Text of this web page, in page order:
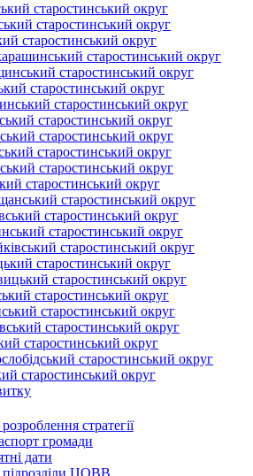
старостинський округ
старостинський округ
старостинський округ
старостинський округ
старостинський округ
старостинський округ
старостинський округ
старостинський округ
старостинський округ
старостинський округ
старостинський округ
старостинський округ
старостинський округ
старостинський округ
старостинський округ
старостинський округ
старостинський округ
старостинський округ
старостинський округ
старостинський округ
старостинський округ
старостинський округ
старостинський округ
старостинський округ
стратегії
громади
дати
підрозділи ЦОВВ